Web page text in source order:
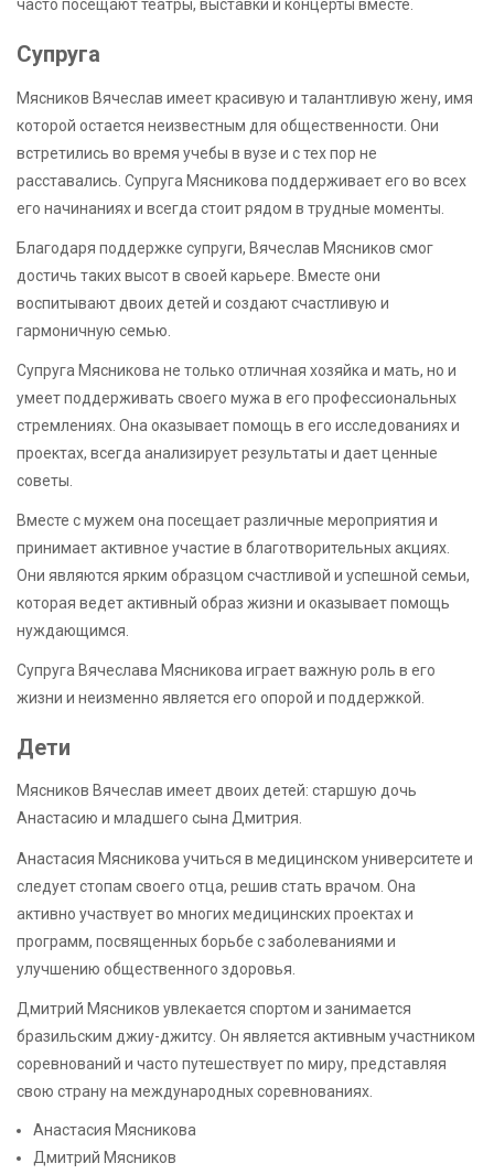
часто посещают театры, выставки и концерты вместе.
Супруга
Мясников Вячеслав имеет красивую и талантливую жену, имя
которой остается неизвестным для общественности. Они
встретились во время учебы в вузе и с тех пор не
расставались. Супруга Мясникова поддерживает его во всех
его начинаниях и всегда стоит рядом в трудные моменты.
Благодаря поддержке супруги, Вячеслав Мясников смог
достичь таких высот в своей карьере. Вместе они
воспитывают двоих детей и создают счастливую и
гармоничную семью.
Супруга Мясникова не только отличная хозяйка и мать, но и
умеет поддерживать своего мужа в его профессиональных
стремлениях. Она оказывает помощь в его исследованиях и
проектах, всегда анализирует результаты и дает ценные
советы.
Вместе с мужем она посещает различные мероприятия и
принимает активное участие в благотворительных акциях.
Они являются ярким образцом счастливой и успешной семьи,
которая ведет активный образ жизни и оказывает помощь
нуждающимся.
Супруга Вячеслава Мясникова играет важную роль в его
жизни и неизменно является его опорой и поддержкой.
Дети
Мясников Вячеслав имеет двоих детей: старшую дочь
Анастасию и младшего сына Дмитрия.
Анастасия Мясникова учиться в медицинском университете и
следует стопам своего отца, решив стать врачом. Она
активно участвует во многих медицинских проектах и
программ, посвященных борьбе с заболеваниями и
улучшению общественного здоровья.
Дмитрий Мясников увлекается спортом и занимается
бразильским джиу-джитсу. Он является активным участником
соревнований и часто путешествует по миру, представляя
свою страну на международных соревнованиях.
Анастасия Мясникова
Дмитрий Мясников